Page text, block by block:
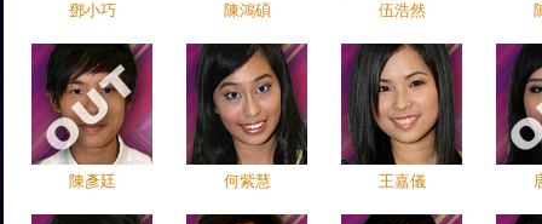
鄧小巧 陳鴻碩 伍浩然
陳彥廷 何紫慧 王嘉儀